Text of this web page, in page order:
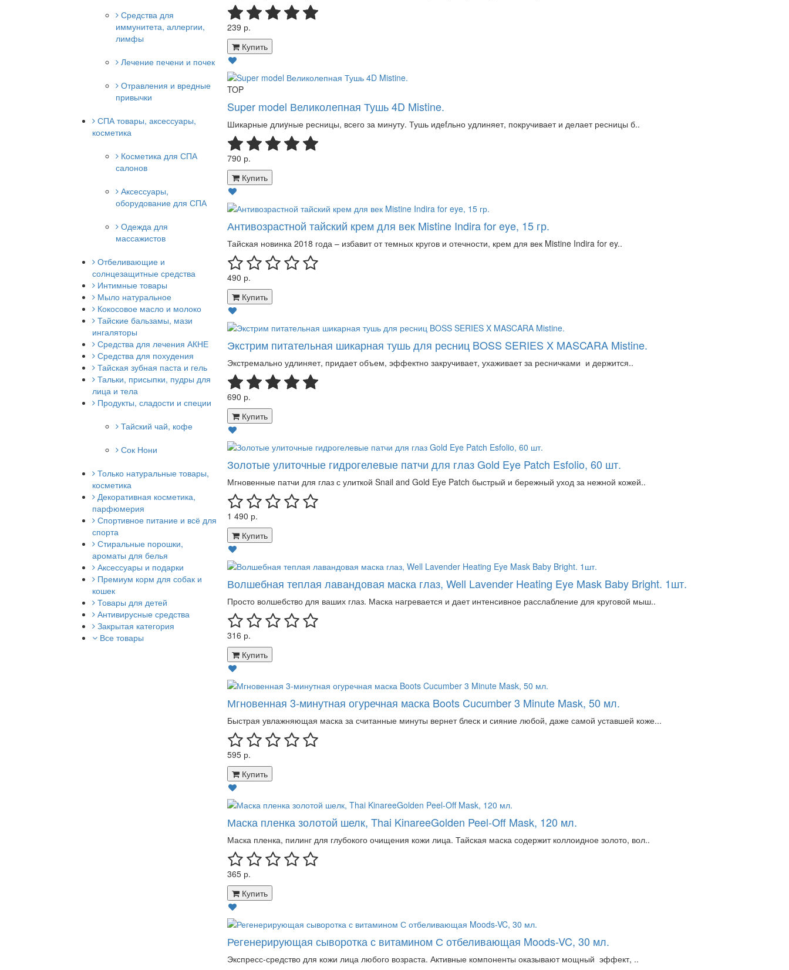
Средства для
иммунитета, аллергии,
лимфы
Лечение печени и почек
Отравления и вредные
привычки
СПА товары, аксессуары,
косметика
Косметика для СПА
салонов
Аксессуары,
оборудование для СПА
Одежда для
массажистов
Отбеливающие и
солнцезащитные средства
Интимные товары
Мыло натуральное
Кокосовое масло и молоко
Тайские бальзамы, мази
ингаляторы
Средства для лечения АКНЕ
Средства для похудения
Тайская зубная паста и гель
Тальки, присыпки, пудры для
лица и тела
Продукты, сладости и специи
Тайский чай, кофе
Сок Нони
Только натуральные товары,
косметика
Декоративная косметика,
парфюмерия
Спортивное питание и всё для
спорта
Стиральные порошки,
ароматы для белья
Аксессуары и подарки
Премиум корм для собак и
кошек
Товары для детей
Антивирусные средства
Закрытая категория
Все товары
239 р.
Купить
TOP
Super model Великолепная Тушь 4D Mistine.
Шикарные длиyные ресницы, всего за минуту. Тушь идеfльно удлиняет, покручивает и делает ресницы б..
790 р.
Купить
Антивозрастной тайский крем для век Mistine Indira for eye, 15 гр.
Тайская новинка 2018 года – избавит от темных кругов и отечности, крем для век Mistine Indira for ey..
490 р.
Купить
Экстрим питательная шикарная тушь для ресниц BOSS SERIES X MASCARA Mistine.
Экстремально удлиняет, придает объем, эффектно закручивает, ухаживает за ресничками и держится..
690 р.
Купить
Золотые улиточные гидрогелевые патчи для глаз Gold Eye Patch Esfolio, 60 шт.
Мгновенные патчи для глаз с улиткой Snail and Gold Eye Patch быстрый и бережный уход за нежной кожей..
1 490 р.
Купить
Волшебная теплая лавандовая маска глаз, Well Lavender Heating Eye Mask Baby Bright. 1шт.
Просто волшебство для ваших глаз. Маска нагревается и дает интенсивное расслабление для круговой мыш..
316 р.
Купить
Мгновенная 3-минутная огуречная маска Boots Cucumber 3 Minute Mask, 50 мл.
Быстрая увлажняющая маска за считанные минуты вернет блеск и сияние любой, даже самой уставшей коже...
595 р.
Купить
Маска пленка золотой шелк, Thai KinareeGolden Peel-Off Mask, 120 мл.
Маска пленка, пилинг для глубокого очищения кожи лица. Тайская маска содержит коллоидное золото, вол..
365 р.
Купить
Регенерирующая сыворотка с витамином С отбеливающая Moods-VC, 30 мл.
Экспресс-средство для кожи лица любого возраста. Активные компоненты оказывают мощный эффект, ..